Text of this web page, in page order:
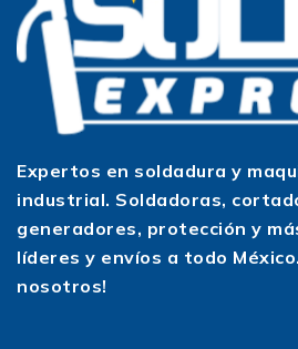
Expertos en soldadura y
industrial. Soldadoras,
generadores, protección y
líderes y envíos a todo
nosotros!